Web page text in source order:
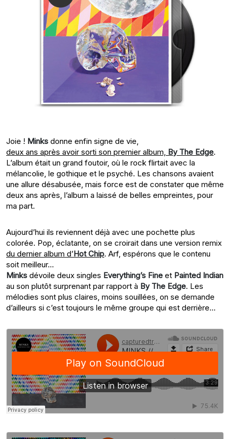
Joie ! Minks donne enfin signe de vie,
deux ans après avoir sorti son premier album, By The Edge.
L’album était un grand foutoir, où le rock flirtait avec la
mélancolie, le gothique et le psyché. Les chansons avaient
une allure désabusée, mais force est de constater que même
deux ans après, l’album a laissé de belles empreintes, pour
ma part.
Aujourd’hui ils reviennent déjà avec une pochette plus
colorée. Pop, éclatante, on se croirait dans une version remix
du dernier album d’Hot Chip. Arf, espérons que le contenu
soit meilleur…
Minks dévoile deux singles Everything’s Fine et Painted Indian
au son plutôt surprenant par rapport à By The Edge. Les
mélodies sont plus claires, moins souillées, on se demande
d’ailleurs si c’est toujours le même groupe qui est derrière…